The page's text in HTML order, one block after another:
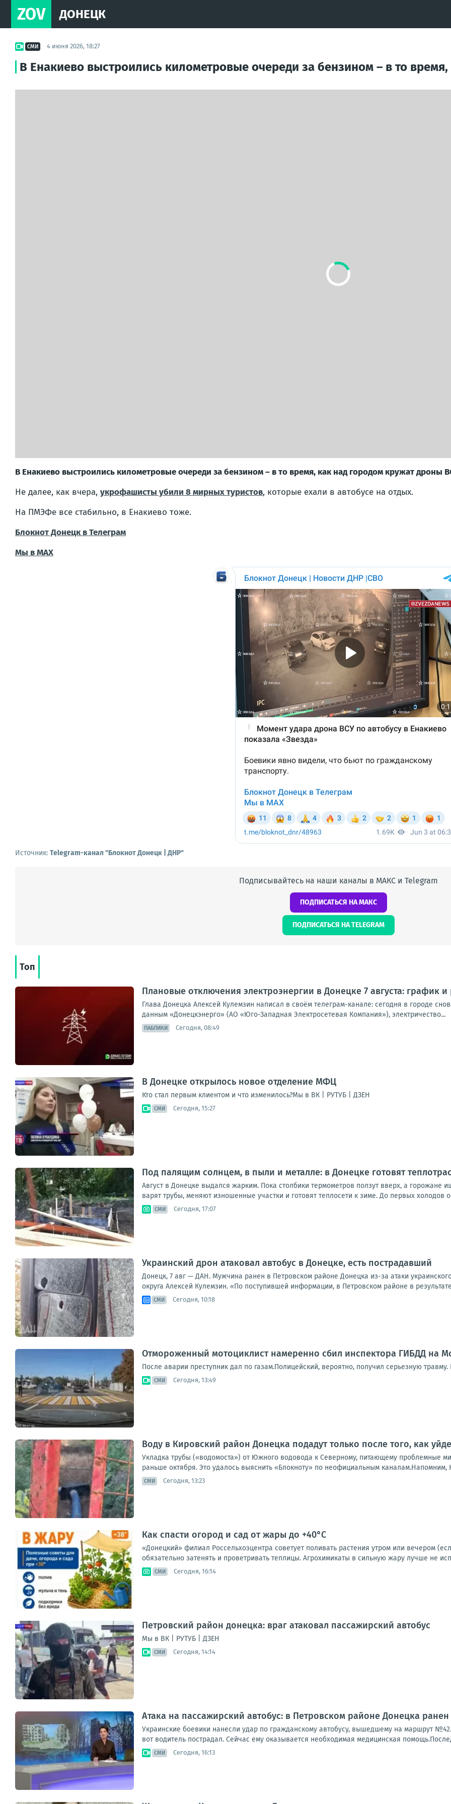
ZOV ДОНЕЦК
СМИ 4 июня 2026, 18:27
В Енакиево выстроились километровые очереди за бензином – в то
В Енакиево выстроились километровые очереди за бензином – в то время, как над городом кружат дроны
Не далее, как вчера, укрофашисты убили 8 мирных туристов, которые ехали в автобусе на отдых.
На ПМЭФе все стабильно, в Енакиево тоже.
Блокнот Донецк в Телеграм
Мы в МАХ
Источник: Telegram-канал "Блокнот Донецк | ДНР"
Подписывайтесь на наши каналы в МАКС и Telegram
ПОДПИСАТЬСЯ НА МАКС
ПОДПИСАТЬСЯ НА TELEGRAM
Топ
Плановые отключения электроэнергии в Донецке 7 августа: график
Глава Донецка Алексей Кулемзин написал в своём телеграм-канале: сегодня в городе
данным «Донецкэнерго» (АО «Юго-Западная Электросетевая Компания»), электричество...
ПАБЛИКИ Сегодня, 08:49
В Донецке открылось новое отделение МФЦ
Кто стал первым клиентом и что изменилось?Мы в ВК | РУТУБ | ДЗЕН
СМИ Сегодня, 15:27
Под палящим солнцем, в пыли и металле: в Донецке готовят
Август в Донецке выдался жарким. Пока столбики термометров ползут вверх, а горожане
варят трубы, меняют изношенные участки и готовят теплосети к зиме. До первых холодов
СМИ Сегодня, 17:07
Украинский дрон атаковал автобус в Донецке, есть пострадавший
Донецк, 7 авг — ДАН. Мужчина ранен в Петровском районе Донецка из-за атаки
округа Алексей Кулемзин. «По поступившей информации, в Петровском районе в
СМИ Сегодня, 10:18
Отмороженный мотоциклист намеренно сбил инспектора ГИБДД на
После аварии преступник дал по газам.Полицейский, вероятно, получил серьезную
СМИ Сегодня, 13:49
Воду в Кировский район Донецка подадут только после того, как
Укладка трубы («водомоста») от Южного водовода к Северному, питающему проблемные
раньше октября. Это удалось выяснить «Блокноту» по неофициальным
СМИ Сегодня, 13:23
Как спасти огород и сад от жары до +40°C
«Донецкий» филиал Россельхозцентра советует поливать растения утром или вечером
обязательно затенять и проветривать теплицы. Агрохимикаты в сильную жару лучше не
СМИ Сегодня, 16:14
Петровский район донецка: враг атаковал пассажирский автобус
Мы в ВК | РУТУБ | ДЗЕН
СМИ Сегодня, 14:14
Атака на пассажирский автобус: в Петровском районе Донецка ранен
Украинские боевики нанесли удар по гражданскому автобусу, вышедшему на маршрут
вот водитель пострадал. Сейчас ему оказывается необходимая медицинская
СМИ Сегодня, 16:13